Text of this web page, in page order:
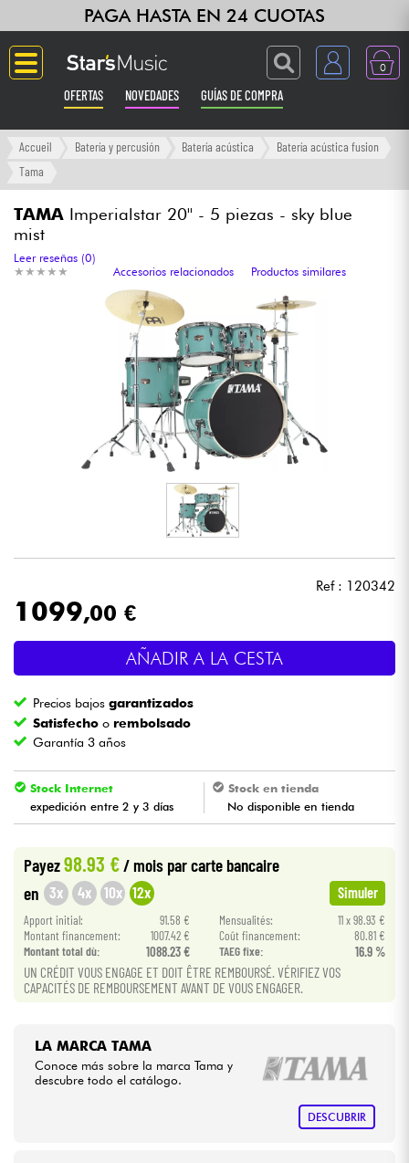
PAGA HASTA EN 24 CUOTAS
0
OFERTAS NOVEDADES GUÍAS DE COMPRA
Langue
Sintetizadores & samplers
Grabación
Auriculares
Luces
Batería y percusión
Vientos
Niños
Cables & Acces.
HiFi
Bundle
Accueil Batería y percusión Batería acústica
Batería acústica fusion
Tama
TAMA Imperialstar 20'' - 5 piezas - sky blue
mist
★ ★ ★ ★ ★
★ ★ ★ ★ ★
Leer reseñas (0)
Accesorios relacionados
Productos similares
Ref : 120342
1099,00 €
AÑADIR A LA CESTA
Precios bajosgarantizados
Satisfecho o rembolsado
Garantía 3 años
Stock Internet
expedición entre 2 y 3 días
Stock en tienda
No disponible en tienda
Payez98.93 €/ mois par carte bancaire
en 3x 4x 10x 12x Simuler
Apport initial: 91.58 € Mensualités:
11 x 98.93 €
Montant financement:
1007.42 € Coût financement:
80.81 €
Montant total dù:
1088.23 € TAEG fixe: 16.9 %
UN CRÉDIT VOUS ENGAGE ET DOIT ÊTRE REMBOURSÉ. VÉRIFIEZ VOS
CAPACITÉS DE REMBOURSEMENT AVANT DE VOUS ENGAGER.
LA MARCA TAMA
Conoce más sobre la marca Tama y
descubre todo el catálogo.
DESCUBRIR